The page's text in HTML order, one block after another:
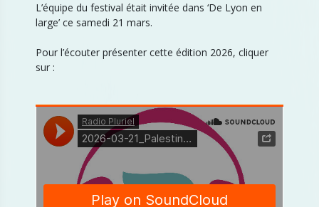
L’équipe du festival était invitée dans ‘De Lyon en
large’ ce samedi 21 mars.
Pour l’écouter présenter cette édition 2026, cliquer
sur :